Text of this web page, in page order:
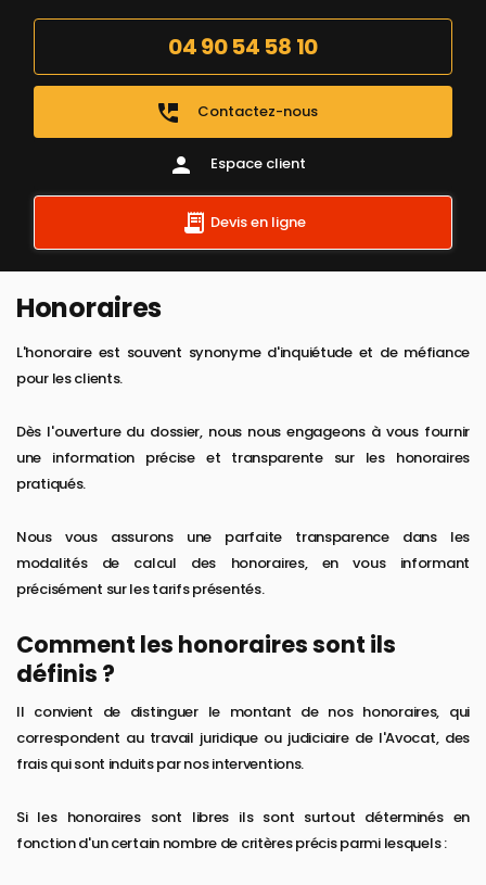
04 90 54 58 10
perm_phone_msg Contactez-nous
person Espace client
Devis en ligne
Honoraires
L'honoraire est souvent synonyme d'inquiétude et de méfiance
pour les clients.
Dès l'ouverture du dossier, nous nous engageons à vous fournir
une information précise et transparente sur les honoraires
pratiqués.
Nous vous assurons une parfaite transparence dans les
modalités de calcul des honoraires, en vous informant
précisément sur les tarifs présentés.
Comment les honoraires sont ils
définis ?
Il convient de distinguer le montant de nos honoraires, qui
correspondent au travail juridique ou judiciaire de l'Avocat, des
frais qui sont induits par nos interventions.
Si les honoraires sont libres ils sont surtout déterminés en
fonction d'un certain nombre de critères précis parmi lesquels :